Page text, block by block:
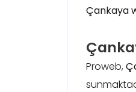
Çankaya
Proweb,